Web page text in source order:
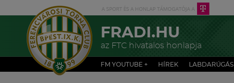
FRADI.HU
az FTC hivatalos honlapja
FM YOUTUBE + HÍREK LABDARÚGÁS